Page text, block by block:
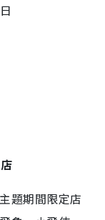
題期間限定店